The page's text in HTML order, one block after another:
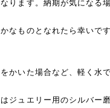
ります。納期が気になる
なものとなれたら幸いです
かいた場合など、軽く水
ジュエリー用のシルバー